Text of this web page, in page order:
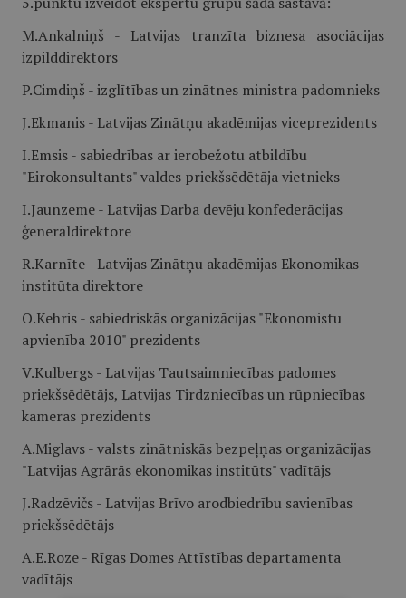
M.Ankalniņš - Latvijas tranzīta biznesa asociācijas
izpilddirektors
P.Cimdiņš - izglītības un zinātnes ministra padomnieks
J.Ekmanis - Latvijas Zinātņu akadēmijas viceprezidents
I.Emsis - sabiedrības ar ierobežotu atbildību
"Eirokonsultants" valdes priekšsēdētāja vietnieks
I.Jaunzeme - Latvijas Darba devēju konfederācijas
ģenerāldirektore
R.Karnīte - Latvijas Zinātņu akadēmijas Ekonomikas
institūta direktore
O.Kehris - sabiedriskās organizācijas "Ekonomistu
apvienība 2010" prezidents
V.Kulbergs - Latvijas Tautsaimniecības padomes
priekšsēdētājs, Latvijas Tirdzniecības un rūpniecības
kameras prezidents
A.Miglavs - valsts zinātniskās bezpeļņas organizācijas
"Latvijas Agrārās ekonomikas institūts" vadītājs
J.Radzēvičs - Latvijas Brīvo arodbiedrību savienības
priekšsēdētājs
A.E.Roze - Rīgas Domes Attīstības departamenta
vadītājs